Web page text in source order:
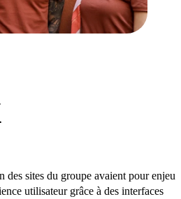
des sites du groupe avaient pour enjeu
utilisateur grâce à des interfaces